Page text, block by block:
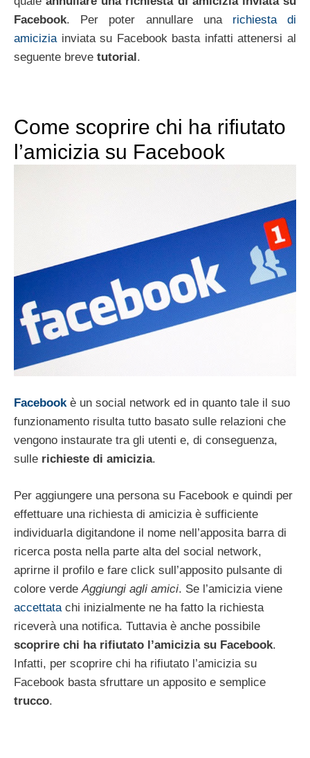
Facebook. Per poter annullare una richiesta di
amiciziainviata su Facebook basta infatti attenersi al
seguente breve tutorial.
Come scoprire chi ha rifiutato
l’amicizia su Facebook
Facebookè un social network ed in quanto tale il suo
funzionamento risulta tutto basato sulle relazioni che
vengono instaurate tra gli utenti e, di conseguenza,
sulle richieste di amicizia.
Per aggiungere una persona su Facebook e quindi per
effettuare una richiesta di amicizia è sufficiente
individuarla digitandone il nome nell’apposita barra di
ricerca posta nella parte alta del social network,
aprirne il profilo e fare click sull’apposito pulsante di
colore verdeAggiungi agli amici. Se l’amicizia viene
accettatachi inizialmente ne ha fatto la richiesta
riceverà una notifica. Tuttavia è anche possibile
scoprire chi ha rifiutato l’amicizia su Facebook.
Infatti, per scoprire chi ha rifiutato l’amicizia su
Facebook basta sfruttare un apposito e semplice
trucco.